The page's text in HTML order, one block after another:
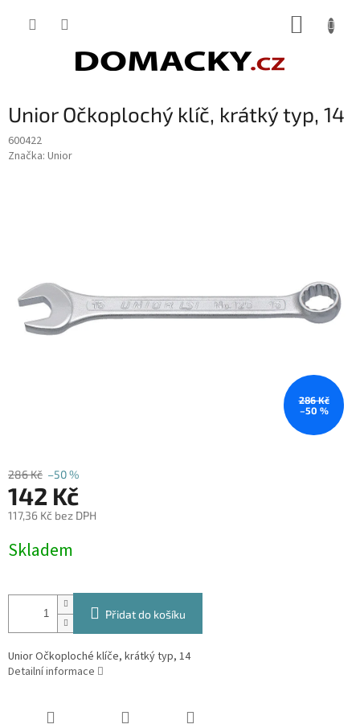
Unior Očkoplochý klíč, krátký typ, 14
600422
Značka: Unior
286 Kč
–50 %
286 Kč –50 %
142 Kč
117,36 Kč bez DPH
cena:
Skladem
Přidat do košíku
Unior Očkoploché klíče, krátký typ, 14
Detailní informace